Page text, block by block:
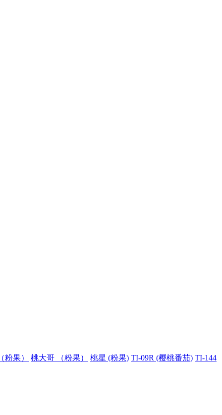
粉果） 桃大哥 （粉果） 桃星 (粉果) TI-09R (樱桃番茄) TI-144